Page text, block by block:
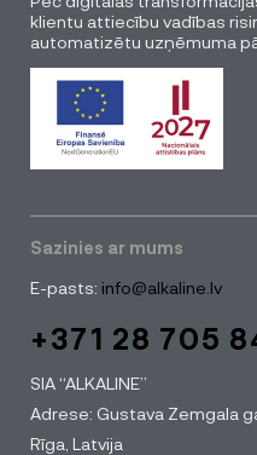
klientu attiecību vadības
automatizētu uzņēmuma
Sazinies ar mums
E-pasts: info@alkaline.lv
+371 28 705
SIA “ALKALINE”
Adrese: Gustava Zemgala
Rīga, Latvija